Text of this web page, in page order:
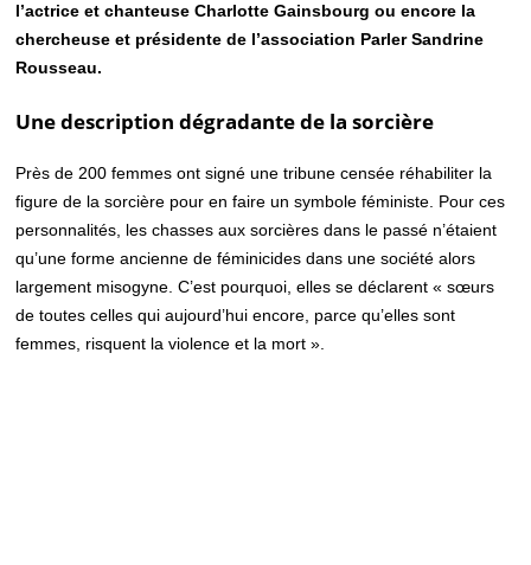
l’actrice et chanteuse Charlotte Gainsbourg ou encore la
chercheuse et présidente de l’association Parler Sandrine
Rousseau.
Une description dégradante de la sorcière
Près de 200 femmes ont signé une tribune censée réhabiliter la
figure de la sorcière pour en faire un symbole féministe. Pour ces
personnalités, les chasses aux sorcières dans le passé n’étaient
qu’une forme ancienne de féminicides dans une société alors
largement misogyne. C’est pourquoi, elles se déclarent « sœurs
de toutes celles qui aujourd’hui encore, parce qu’elles sont
femmes, risquent la violence et la mort ».